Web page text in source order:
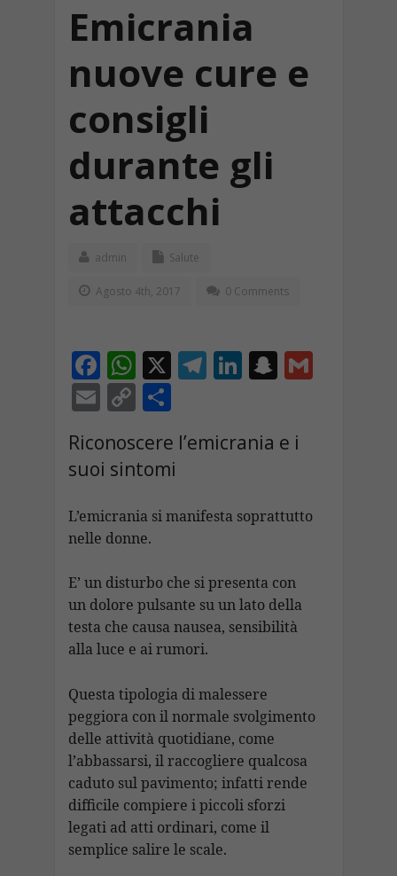
Emicrania
nuove cure e
consigli
durante gli
attacchi
admin Salute
Agosto 4th, 2017 0 Comments
F
ac
e
b
o
o
k
W
h
at
s
A
p
p
X T
gr
m
Li
e
n
S
p
h
G
E
ai
l
C
p
y
Li
n
k
C
o
n
di
vi
Riconoscere l’emicrania e i
suoi sintomi
L’emicrania si manifesta soprattutto
nelle donne.
E’ un disturbo che si presenta con
un dolore pulsante su un lato della
testa che causa nausea, sensibilità
alla luce e ai rumori.
Questa tipologia di malessere
peggiora con il normale svolgimento
delle attività quotidiane, come
l’abbassarsi, il raccogliere qualcosa
caduto sul pavimento; infatti rende
difficile compiere i piccoli sforzi
legati ad atti ordinari, come il
semplice salire le scale.